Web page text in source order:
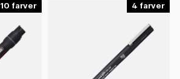
10 4